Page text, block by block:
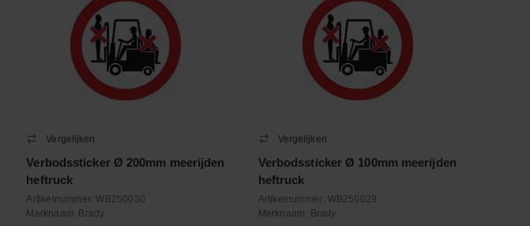
Vergelijken
Verbodssticker Ø 200mm meerijden
heftruck
Artikelnummer:WB250030
Merknaam: Brady
Vergelijken
Verbodssticker Ø 100mm meerijden
heftruck
Artikelnummer: WB250029
Merknaam: Brady